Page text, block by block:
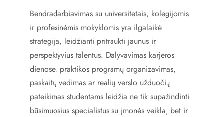
Bendradarbiavimas su universitetais, kolegijomis
ir profesinėmis mokyklomis yra ilgalaikė
strategija, leidžianti pritraukti jaunus ir
perspektyvius talentus. Dalyvavimas karjeros
dienose, praktikos programų organizavimas,
paskaitų vedimas ar realių verslo užduočių
pateikimas studentams leidžia ne tik supažindinti
būsimuosius specialistus su įmonės veikla, bet ir